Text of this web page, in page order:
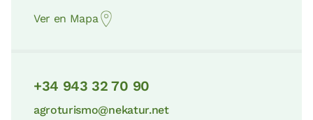
Ver en Mapa
+34 943 32 70 90
agroturismo@nekatur.net